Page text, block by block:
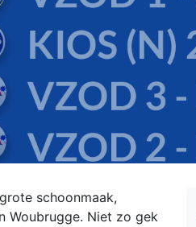
schoonmaak,
Woubrugge. Niet zo gek